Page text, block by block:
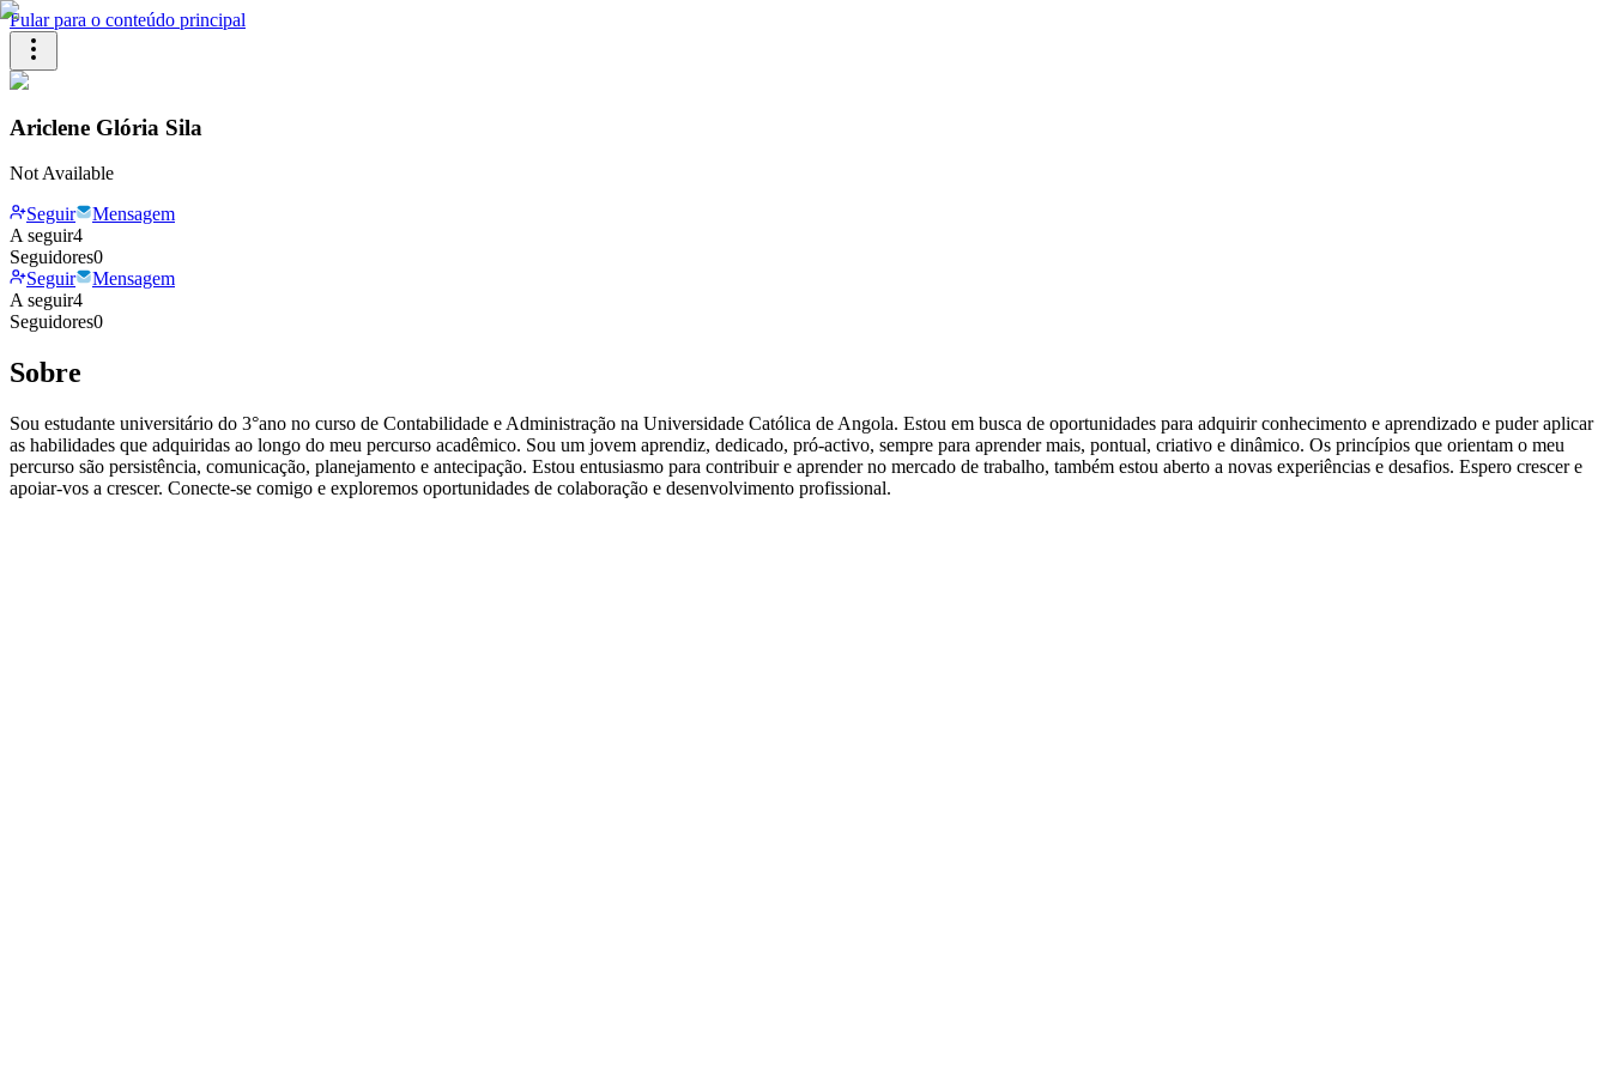
Pular para o conteúdo principal
Ariclene Glória Sila
Not Available
Seguir
Mensagem
A seguir4
Seguidores0
Seguir
Mensagem
A seguir4
Seguidores0
Sobre
Sou estudante universitário do 3°ano no curso de Contabilidade e Administração na Universidade Católica de Angola. Estou em busca de oportunidades para adquirir conhecimento e aprendizado e puder aplicar
as habilidades que adquiridas ao longo do meu percurso acadêmico. Sou um jovem aprendiz, dedicado, pró-activo, sempre para aprender mais, pontual, criativo e dinâmico. Os princípios que orientam o meu
percurso são persistência, comunicação, planejamento e antecipação. Estou entusiasmo para contribuir e aprender no mercado de trabalho, também estou aberto a novas experiências e desafios. Espero crescer e
apoiar-vos a crescer. Conecte-se comigo e exploremos oportunidades de colaboração e desenvolvimento profissional.